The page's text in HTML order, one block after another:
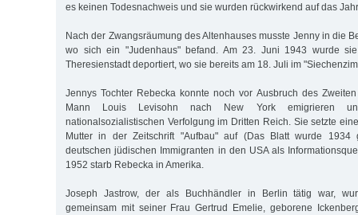
es keinen Todesnachweis und sie wurden rückwirkend auf das
Nach der Zwangsräumung des Altenhauses musste Jenny in die
wo sich ein "Judenhaus" befand. Am 23. Juni 1943 wurde
Theresienstadt deportiert, wo sie bereits am 18. Juli im
Jennys Tochter Rebecka konnte noch vor Ausbruch des
Mann Louis Levisohn nach New York emigrieren
nationalsozialistischen Verfolgung im Dritten Reich. Sie setzte
Mutter in der Zeitschrift "Aufbau" auf (Das Blatt wurde 1934
deutschen jüdischen Immigranten in den USA als
1952 starb Rebecka in Amerika.
Joseph Jastrow, der als Buchhändler in Berlin tätig war,
gemeinsam mit seiner Frau Gertrud Emelie, geborene